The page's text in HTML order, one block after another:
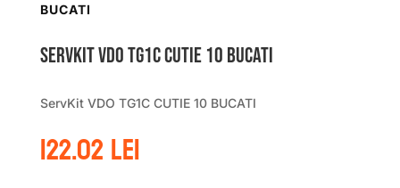
BUCATI
ServKit VDO TG1C CUTIE 10 BUCATI
ServKit VDO TG1C CUTIE 10 BUCATI
122.02lei